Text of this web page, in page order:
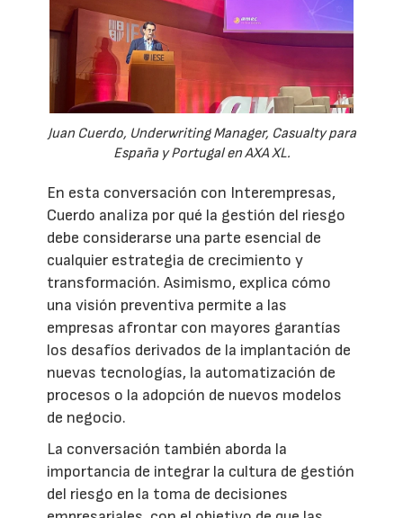
Juan Cuerdo, Underwriting Manager, Casualty para
España y Portugal en AXA XL.
En esta conversación con Interempresas,
Cuerdo analiza por qué la gestión del riesgo
debe considerarse una parte esencial de
cualquier estrategia de crecimiento y
transformación. Asimismo, explica cómo
una visión preventiva permite a las
empresas afrontar con mayores garantías
los desafíos derivados de la implantación de
nuevas tecnologías, la automatización de
procesos o la adopción de nuevos modelos
de negocio.
La conversación también aborda la
importancia de integrar la cultura de gestión
del riesgo en la toma de decisiones